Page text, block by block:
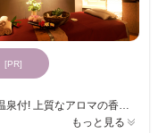
[PR]
もっと見る